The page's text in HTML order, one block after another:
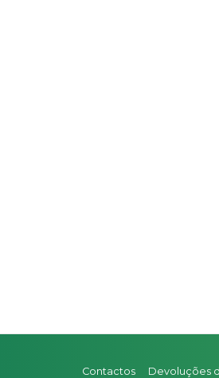
Contactos Devoluções